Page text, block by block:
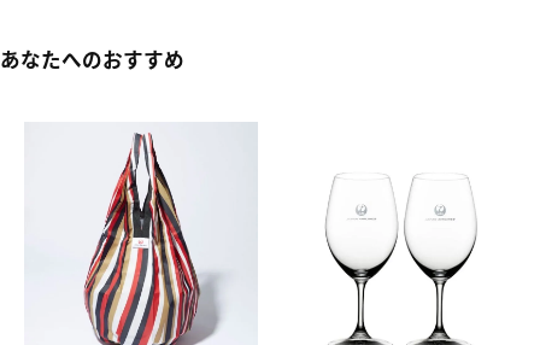
あなたへのおすすめ